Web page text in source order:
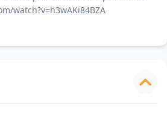
watch?v=h3wAKi84BZA